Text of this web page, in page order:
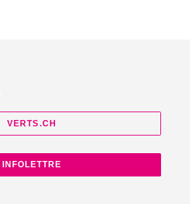
VERTS.CH
INFOLETTRE